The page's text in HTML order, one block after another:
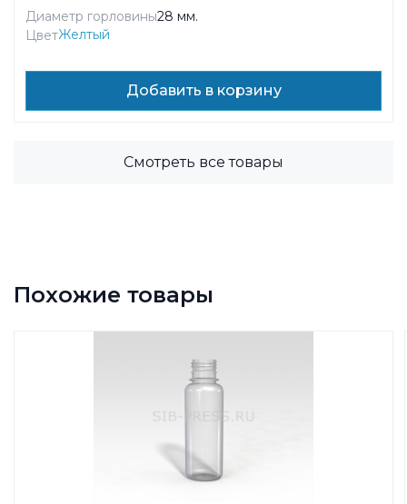
Диаметр горловины28 мм.
ЦветЖелтый
Добавить в корзину
Смотреть все товары
Похожие товары